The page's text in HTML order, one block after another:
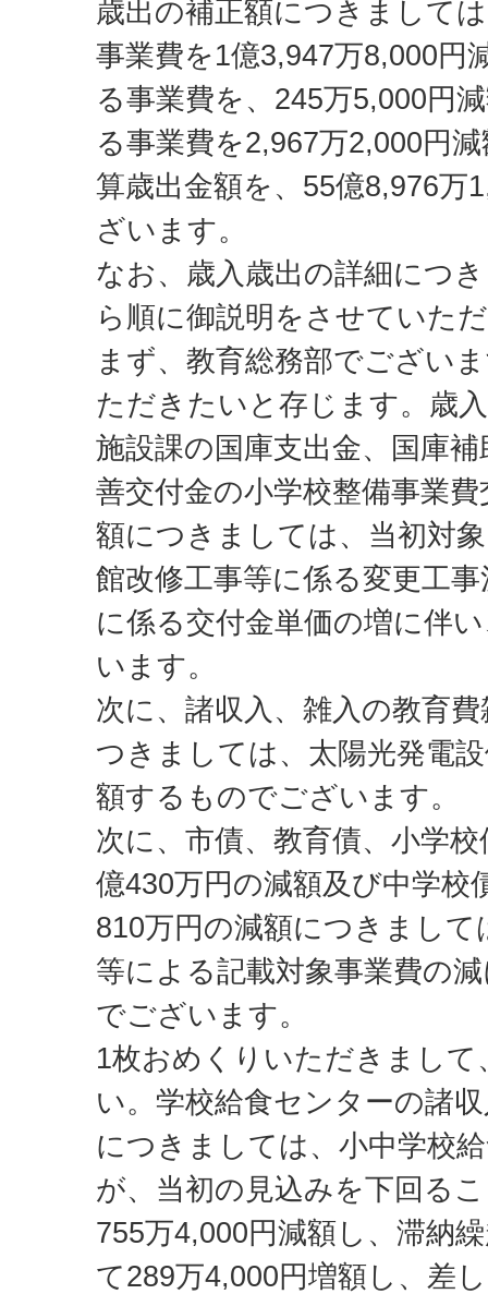
歳出の補正額につきまして
事業費を1億3,947万8,000円
る事業費を、245万5,000円
る事業費を2,967万2,000円
算歳出金額を、55億8,976万
ざいます。
なお、歳入歳出の詳細につ
ら順に御説明をさせていた
まず、教育総務部でござい
ただきたいと存じます。歳
施設課の国庫支出金、国庫
善交付金の小学校整備事業
額につきましては、当初対
館改修工事等に係る変更工
に係る交付金単価の増に伴
います。
次に、諸収入、雑入の教育
つきましては、太陽光発電
額するものでございます。
次に、市債、教育債、小学
億430万円の減額及び中学校
810万円の減額につきまし
等による記載対象事業費の
でございます。
1枚おめくりいただきまし
い。学校給食センターの諸
につきましては、小中学校
が、当初の見込みを下回る
755万4,000円減額し、滞納
て289万4,000円増額し、差